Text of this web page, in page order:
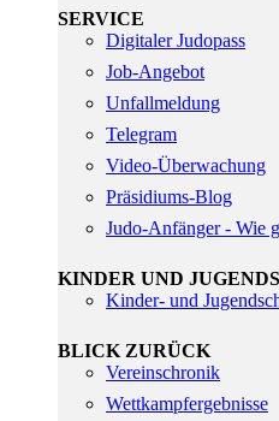
SERVICE
Digitaler Judopass
Job-Angebot
Unfallmeldung
Telegram
Video-Überwachung
Präsidiums-Blog
Judo-Anfänger - Wie
KINDER UND
Kinder- und
BLICK ZURÜCK
Vereinschronik
Wettkampfergebnisse